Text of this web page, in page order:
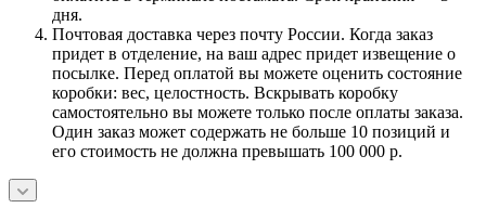
дня.
Почтовая доставка через почту России. Когда заказ
придет в отделение, на ваш адрес придет извещение о
посылке. Перед оплатой вы можете оценить состояние
коробки: вес, целостность. Вскрывать коробку
самостоятельно вы можете только после оплаты заказа.
Один заказ может содержать не больше 10 позиций и
его стоимость не должна превышать 100 000 р.